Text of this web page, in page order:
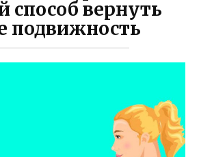
способ вернуть
подвижность